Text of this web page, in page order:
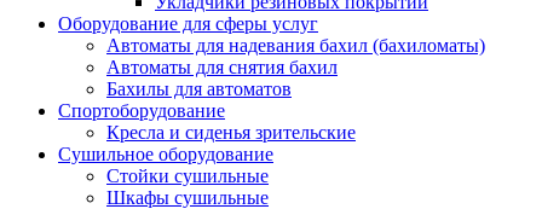
Оборудование для сферы услуг
Автоматы для надевания бахил (бахиломаты)
Автоматы для снятия бахил
Бахилы для автоматов
Спортоборудование
Кресла и сиденья зрительские
Сушильное оборудование
Стойки сушильные
Шкафы сушильные